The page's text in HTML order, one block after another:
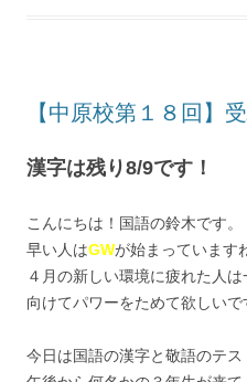
【中原校第１８回】
漢字は残り8/9です！
こんにちは！国語の鈴木です。
早い人はGWが始まっています
４月の新しい環境に疲れた人
向けてパワーをためて欲しいで
今日は国語の漢字と敬語のテス